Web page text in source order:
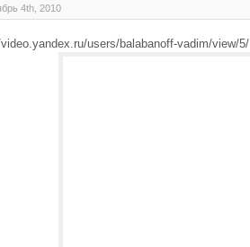
4th, 2010
users/balabanoff-vadim/view/5/